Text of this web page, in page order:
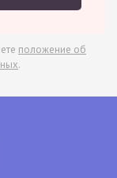
положение об
.